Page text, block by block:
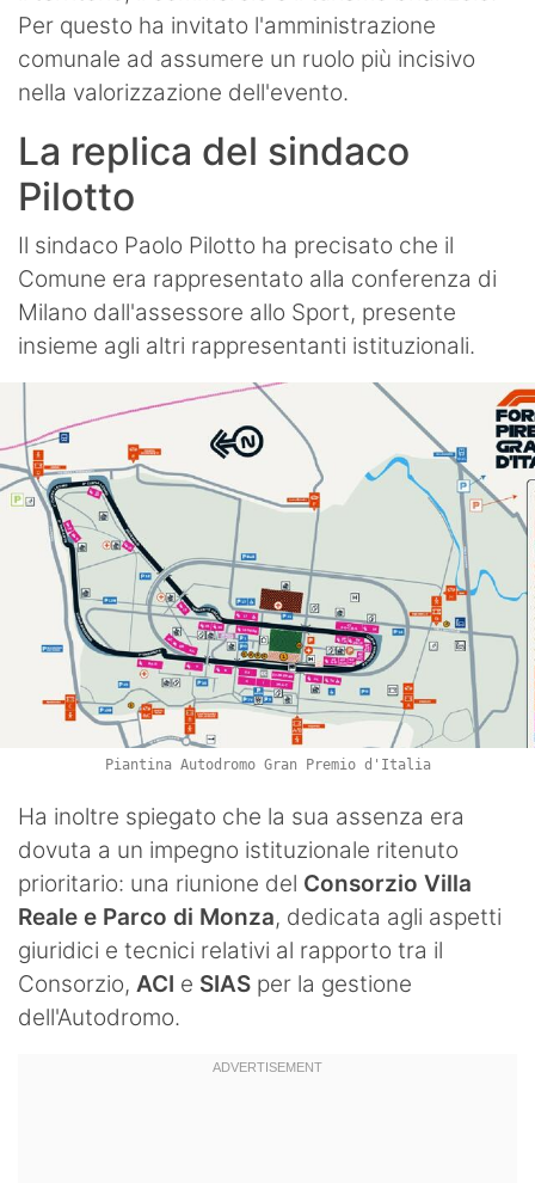
Per questo ha invitato l'amministrazione
comunale ad assumere un ruolo più incisivo
nella valorizzazione dell'evento.
La replica del sindaco
Pilotto
Il sindaco Paolo Pilotto ha precisato che il
Comune era rappresentato alla conferenza di
Milano dall'assessore allo Sport, presente
insieme agli altri rappresentanti istituzionali.
Piantina Autodromo Gran Premio d'Italia
Ha inoltre spiegato che la sua assenza era
dovuta a un impegno istituzionale ritenuto
prioritario: una riunione del Consorzio Villa
Reale e Parco di Monza, dedicata agli aspetti
giuridici e tecnici relativi al rapporto tra il
Consorzio, ACI e SIAS per la gestione
dell'Autodromo.